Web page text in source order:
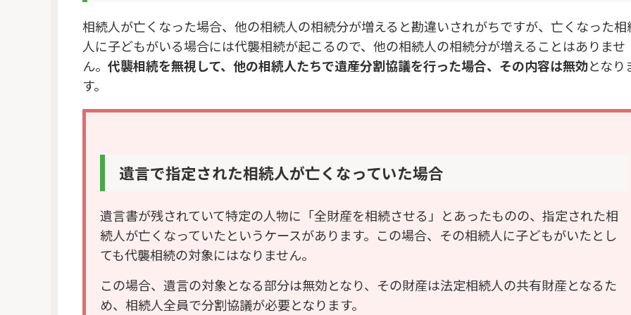
相続人が亡くなった場合、他の相続人の相続分が増えると勘違いされがちですが、亡くなった相
人に子どもがいる場合には代襲相続が起こるので、他の相続人の相続分が増えることはありませ
ん。 代襲相続を無視して、他の相続人たちで遺産分割協議を行った場合、その内容は無効となり
す。
遺言で指定された相続人が亡くなっていた場合
遺言書が残されていて特定の人物に「全財産を相続させる」とあったものの、指定された相
続人が亡くなっていたというケースがあります。この場合、その相続人に子どもがいたとし
ても代襲相続の対象にはなりません。
この場合、遺言の対象となる部分は無効となり、その財産は法定相続人の共有財産となるた
め、相続人全員で分割協議が必要となります。